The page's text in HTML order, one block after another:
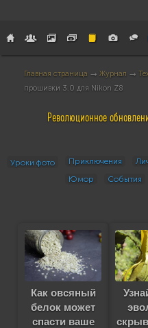
Главная страница → Журнал →
прошивки 3.0 для Nikon Z8
Революционное
Уроки фото Приключения
Юмор
События
Как овсяный
белок может
спасти ваше